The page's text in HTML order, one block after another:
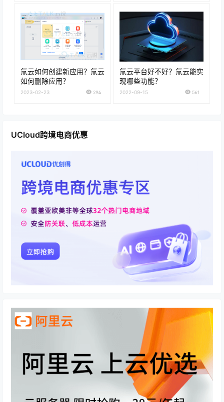
氚云如何创建新应用？氚云
如何删除应用？
2023-02-23 294
氚云平台好不好？氚云能实
现哪些功能？
2022-09-15 561
UCloud跨境电商优惠